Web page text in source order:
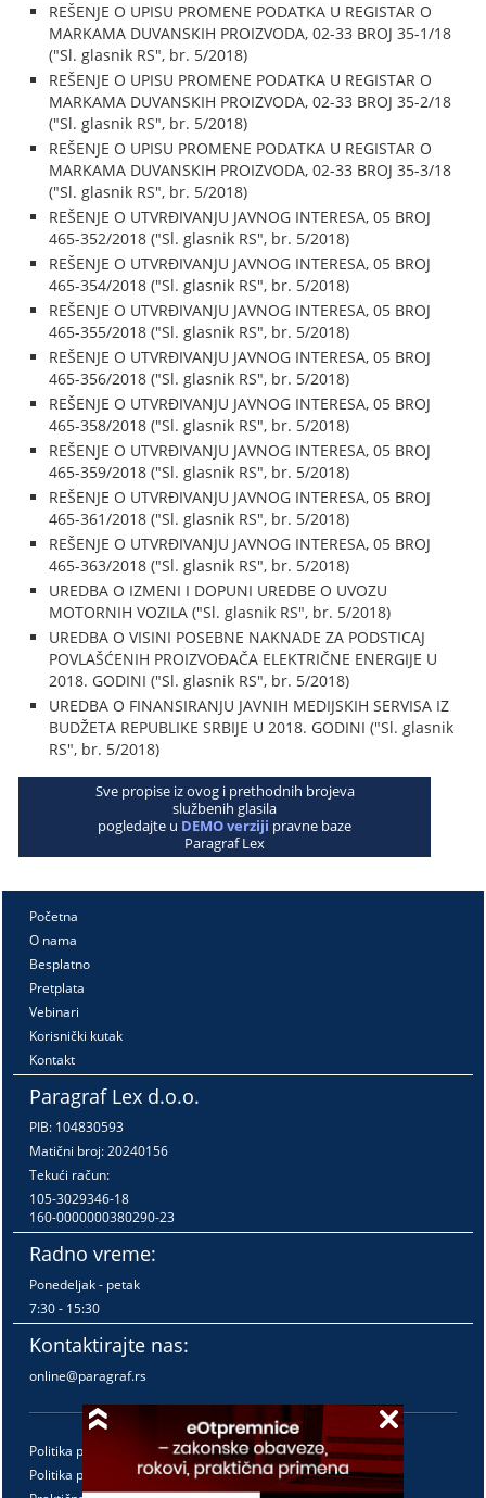
REŠENJE O UPISU PROMENE PODATKA U REGISTAR O
MARKAMA DUVANSKIH PROIZVODA, 02-33 BROJ 35-1/18
("Sl. glasnik RS", br. 5/2018)
REŠENJE O UPISU PROMENE PODATKA U REGISTAR O
MARKAMA DUVANSKIH PROIZVODA, 02-33 BROJ 35-2/18
("Sl. glasnik RS", br. 5/2018)
REŠENJE O UPISU PROMENE PODATKA U REGISTAR O
MARKAMA DUVANSKIH PROIZVODA, 02-33 BROJ 35-3/18
("Sl. glasnik RS", br. 5/2018)
REŠENJE O UTVRĐIVANJU JAVNOG INTERESA, 05 BROJ
465-352/2018 ("Sl. glasnik RS", br. 5/2018)
REŠENJE O UTVRĐIVANJU JAVNOG INTERESA, 05 BROJ
465-354/2018 ("Sl. glasnik RS", br. 5/2018)
REŠENJE O UTVRĐIVANJU JAVNOG INTERESA, 05 BROJ
465-355/2018 ("Sl. glasnik RS", br. 5/2018)
REŠENJE O UTVRĐIVANJU JAVNOG INTERESA, 05 BROJ
465-356/2018 ("Sl. glasnik RS", br. 5/2018)
REŠENJE O UTVRĐIVANJU JAVNOG INTERESA, 05 BROJ
465-358/2018 ("Sl. glasnik RS", br. 5/2018)
REŠENJE O UTVRĐIVANJU JAVNOG INTERESA, 05 BROJ
465-359/2018 ("Sl. glasnik RS", br. 5/2018)
REŠENJE O UTVRĐIVANJU JAVNOG INTERESA, 05 BROJ
465-361/2018 ("Sl. glasnik RS", br. 5/2018)
REŠENJE O UTVRĐIVANJU JAVNOG INTERESA, 05 BROJ
465-363/2018 ("Sl. glasnik RS", br. 5/2018)
UREDBA O IZMENI I DOPUNI UREDBE O UVOZU
MOTORNIH VOZILA ("Sl. glasnik RS", br. 5/2018)
UREDBA O VISINI POSEBNE NAKNADE ZA PODSTICAJ
POVLAŠĆENIH PROIZVOĐAČA ELEKTRIČNE ENERGIJE U
2018. GODINI ("Sl. glasnik RS", br. 5/2018)
UREDBA O FINANSIRANJU JAVNIH MEDIJSKIH SERVISA IZ
BUDŽETA REPUBLIKE SRBIJE U 2018. GODINI ("Sl. glasnik
RS", br. 5/2018)
Sve propise iz ovog i prethodnih brojeva
službenih glasila
pogledajte u DEMO verziji pravne baze
Paragraf Lex
Početna
O nama
Besplatno
Pretplata
Vebinari
Korisnički kutak
Kontakt
Paragraf Lex d.o.o.
PIB: 104830593
Matični broj: 20240156
Tekući račun:
105-3029346-18
160-0000000380290-23
Radno vreme:
Ponedeljak - petak
7:30 - 15:30
Kontaktirajte nas:
online@paragraf.rs
Politika privatnosti
Politika pružanja usluga